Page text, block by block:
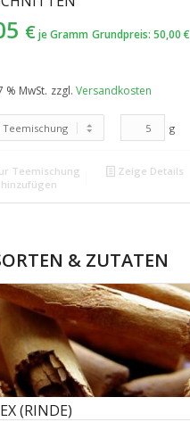
€je Gramm Grundpreis: 50,00 €
% MwSt. zzgl. Versandkosten
g
Teemischung
hinzufügen
Zeige Details
& ZUTATEN
(RINDE)